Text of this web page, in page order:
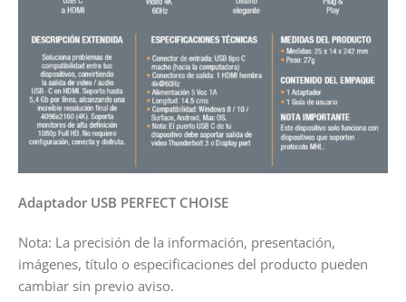
Adaptador USB PERFECT CHOISE
Nota: La precisión de la información, presentación,
imágenes, título o especificaciones del producto pueden
cambiar sin previo aviso.